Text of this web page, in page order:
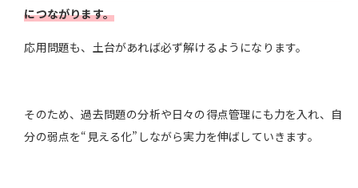
につながります。
応用問題も、土台があれば必ず解けるようになります。
そのため、過去問題の分析や日々の得点管理にも力を入れ、自
分の弱点を“見える化”しながら実力を伸ばしていきます。